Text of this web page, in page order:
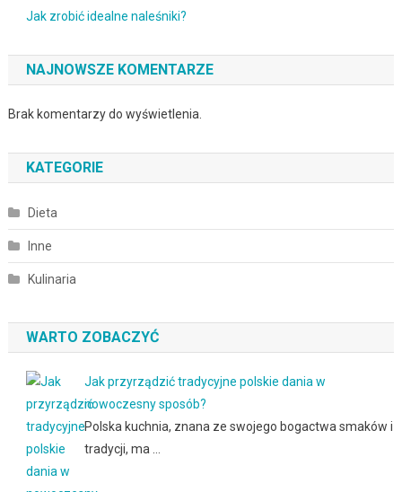
Jak zrobić idealne naleśniki?
NAJNOWSZE KOMENTARZE
Brak komentarzy do wyświetlenia.
KATEGORIE
Dieta
Inne
Kulinaria
WARTO ZOBACZYĆ
Jak przyrządzić tradycyjne polskie dania w
nowoczesny sposób?
Polska kuchnia, znana ze swojego bogactwa smaków i
tradycji, ma …